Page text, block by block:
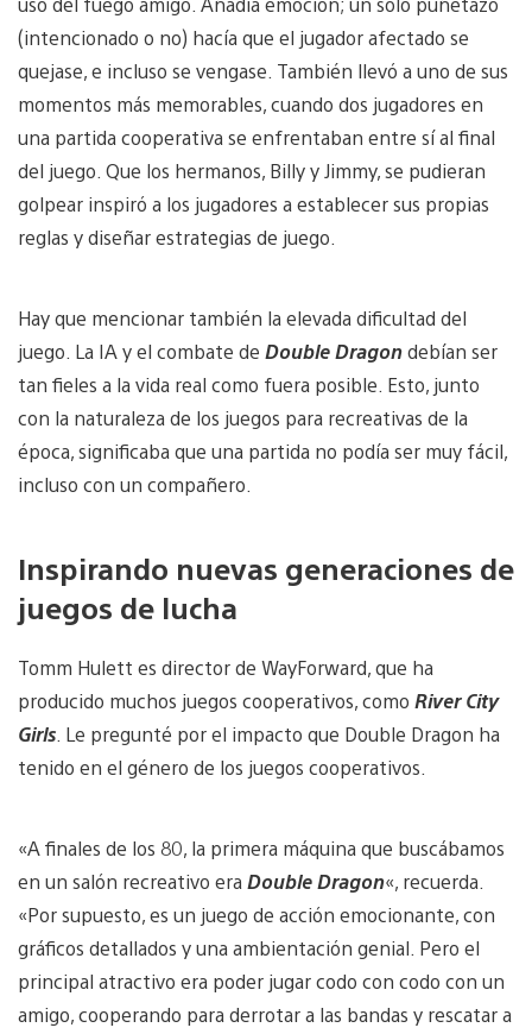
(intencionado o no) hacía que el jugador afectado se
quejase, e incluso se vengase. También llevó a uno de sus
momentos más memorables, cuando dos jugadores en
una partida cooperativa se enfrentaban entre sí al final
del juego. Que los hermanos, Billy y Jimmy, se pudieran
golpear inspiró a los jugadores a establecer sus propias
reglas y diseñar estrategias de juego.
Hay que mencionar también la elevada dificultad del
juego. La IA y el combate de Double Dragondebían ser
tan fieles a la vida real como fuera posible. Esto, junto
con la naturaleza de los juegos para recreativas de la
época, significaba que una partida no podía ser muy fácil,
incluso con un compañero.
Inspirando nuevas generaciones de
juegos de lucha
Tomm Hulett es director de WayForward, que ha
producido muchos juegos cooperativos, como River City
Girls . Le pregunté por el impacto que Double Dragon ha
tenido en el género de los juegos cooperativos.
«A finales de los 80, la primera máquina que buscábamos
en un salón recreativo era Double Dragon«, recuerda.
«Por supuesto, es un juego de acción emocionante, con
gráficos detallados y una ambientación genial. Pero el
principal atractivo era poder jugar codo con codo con un
amigo, cooperando para derrotar a las bandas y rescatar a